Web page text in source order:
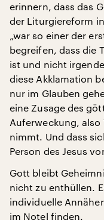
erinnern, dass das
der Liturgiereform
„war so einer der
begreifen, dass die
ist und nicht
diese Akklamation
nur im Glauben
eine Zusage des
Auferweckung, also
nimmt. Und dass
Person des Jesus
Gott bleibt
nicht zu enthüllen.
individuelle
im Notel finden.